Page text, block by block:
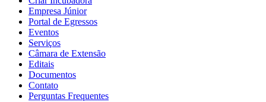
Empresa Júnior
Portal de Egressos
Eventos
Serviços
Câmara de Extensão
Editais
Documentos
Contato
Perguntas Frequentes